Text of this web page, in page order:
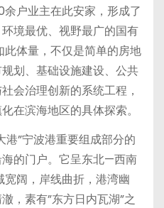
户业主在此安家，形成了
境最优、视野最广的国有
体量，不仅是简单的房地
划、基础设施建设、公共
会治理创新的系统工程，
在滨海地区的具体探索。
港”宁波港重要组成部分的
的门户。它呈东北—西南
阔，岸线曲折，港湾幽
，素有”东方日内瓦湖”之